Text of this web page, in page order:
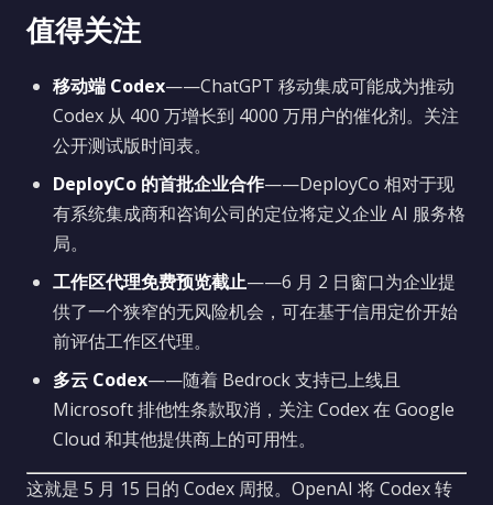
值得关注
移动端 Codex——ChatGPT 移动集成可能成为推动
Codex 从 400 万增长到 4000 万用户的催化剂。关注
公开测试版时间表。
DeployCo 的首批企业合作——DeployCo 相对于现
有系统集成商和咨询公司的定位将定义企业 AI 服务格
局。
工作区代理免费预览截止——6 月 2 日窗口为企业提
供了一个狭窄的无风险机会，可在基于信用定价开始
前评估工作区代理。
多云 Codex——随着 Bedrock 支持已上线且
Microsoft 排他性条款取消，关注 Codex 在 Google
Cloud 和其他提供商上的可用性。
这就是 5 月 15 日的 Codex 周报。OpenAI 将 Codex 转